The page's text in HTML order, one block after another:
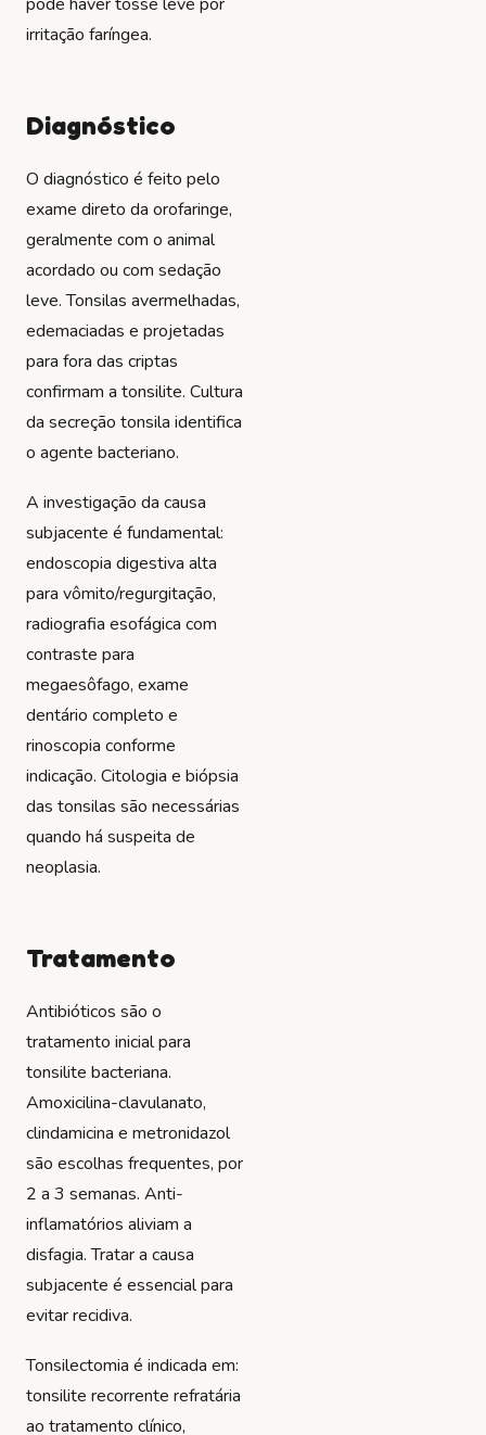
irritação faríngea.
Diagnóstico
O diagnóstico é feito pelo
exame direto da orofaringe,
geralmente com o animal
acordado ou com sedação
leve. Tonsilas avermelhadas,
edemaciadas e projetadas
para fora das criptas
confirmam a tonsilite. Cultura
da secreção tonsila identifica
o agente bacteriano.
A investigação da causa
subjacente é fundamental:
endoscopia digestiva alta
para vômito/regurgitação,
radiografia esofágica com
contraste para
megaesôfago, exame
dentário completo e
rinoscopia conforme
indicação. Citologia e biópsia
das tonsilas são necessárias
quando há suspeita de
neoplasia.
Tratamento
Antibióticos são o
tratamento inicial para
tonsilite bacteriana.
Amoxicilina-clavulanato,
clindamicina e metronidazol
são escolhas frequentes, por
2 a 3 semanas. Anti-
inflamatórios aliviam a
disfagia. Tratar a causa
subjacente é essencial para
evitar recidiva.
Tonsilectomia é indicada em:
tonsilite recorrente refratária
ao tratamento clínico,